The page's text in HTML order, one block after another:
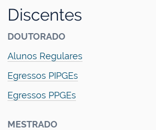
Discentes
DOUTORADO
Alunos Regulares
Egressos PIPGEs
Egressos PPGEs
MESTRADO